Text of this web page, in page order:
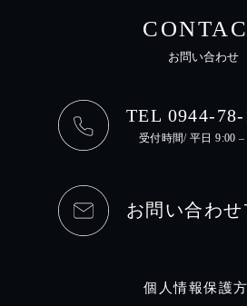
お問い合わせ
TEL 0944-78-
受付時間/ 平日 9:00 –
お問い合わせ
個人情報保護